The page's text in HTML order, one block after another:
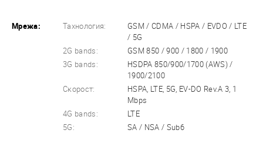
Мрежа: Тахнология:
GSM / CDMA / HSPA / EVDO / LTE
/ 5G
2G bands:
GSM 850 / 900 / 1800 / 1900
3G bands:
HSDPA 850/900/1700 (AWS) /
1900/2100
Скорост:
HSPA, LTE, 5G, EV-DO Rev.A 3, 1
Mbps
4G bands:
LTE
5G:
SA / NSA / Sub6